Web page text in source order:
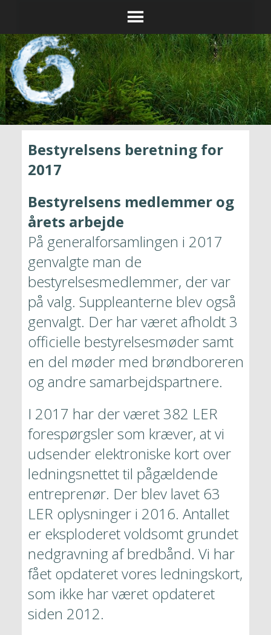
Bestyrelsens beretning 2017
Jonstrup Vandværk
Bestyrelsens beretning for
2017
Bestyrelsens medlemmer og
årets arbejde
På generalforsamlingen i 2017
genvalgte man de
bestyrelsesmedlemmer, der var
på valg. Suppleanterne blev også
genvalgt. Der har været afholdt 3
officielle bestyrelsesmøder samt
en del møder med brøndboreren
og andre samarbejdspartnere.
I 2017 har der været 382 LER
forespørgsler som kræver, at vi
udsender elektroniske kort over
ledningsnettet til pågældende
entreprenør. Der blev lavet 63
LER oplysninger i 2016. Antallet
er eksploderet voldsomt grundet
nedgravning af bredbånd. Vi har
fået opdateret vores ledningskort,
som ikke har været opdateret
siden 2012.